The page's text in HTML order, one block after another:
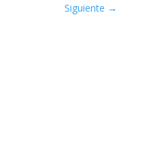
Siguiente →